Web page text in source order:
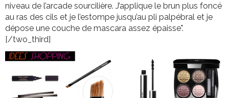
niveau de l’arcade sourcilière. J’applique le brun plus foncé
au ras des cils et je l’estompe jusqu’au pli palpébral et je
dépose une couche de mascara assez épaisse".
[/two_third]